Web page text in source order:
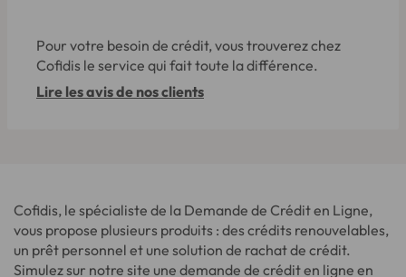
Pour votre besoin de crédit, vous trouverez chez
Cofidis le service qui fait toute la différence.
Lire les avis de nos clients
Cofidis, le spécialiste de la Demande de Crédit en Ligne,
vous propose plusieurs produits : des crédits renouvelables,
un prêt personnel et une solution de rachat de crédit.
Simulez sur notre site une demande de crédit en ligne en